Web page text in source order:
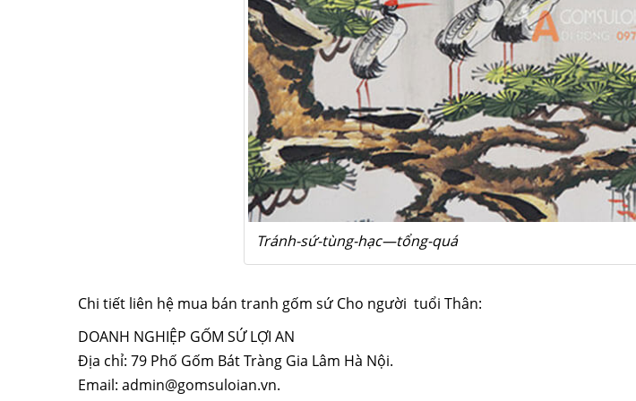
Tránh-sứ-tùng-hạc—tổng-quá
Chi tiết liên hệ mua bán tranh gốm sứ Cho người tuổi Thân:
DOANH NGHIỆP GỐM SỨ LỢI AN
Địa chỉ: 79 Phố Gốm Bát Tràng Gia Lâm Hà Nội.
Email: admin@gomsuloian.vn.